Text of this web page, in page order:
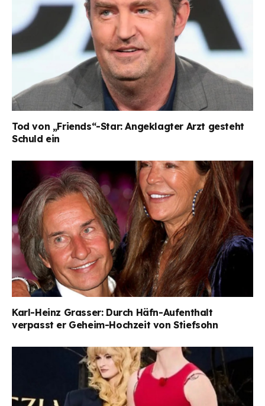
Tod von „Friends“-Star: Angeklagter Arzt gesteht
Schuld ein
Karl-Heinz Grasser: Durch Häfn-Aufenthalt
verpasst er Geheim-Hochzeit von Stiefsohn